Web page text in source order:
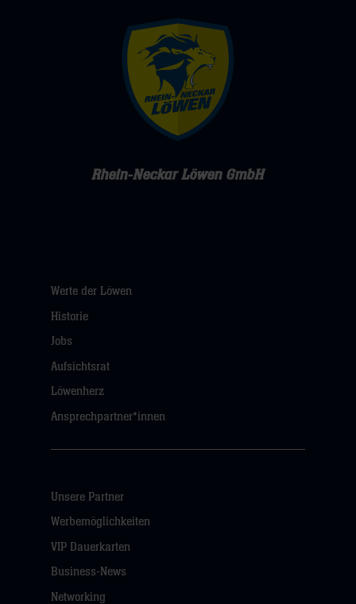
Rhein-Neckar Löwen GmbH
Werte der Löwen
Historie
Jobs
Aufsichtsrat
Löwenherz
Ansprechpartner*innen
Unsere Partner
Werbemöglichkeiten
VIP Dauerkarten
Business-News
Networking